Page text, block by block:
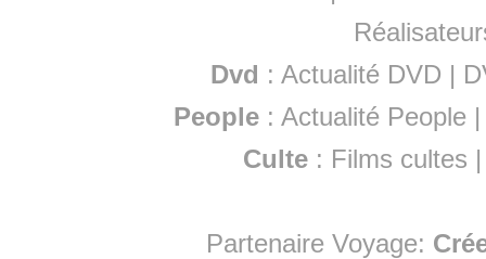
Dvd : Actualité DVD |
People :Actualité People
Culte : Films cultes
Partenaire Voyage: